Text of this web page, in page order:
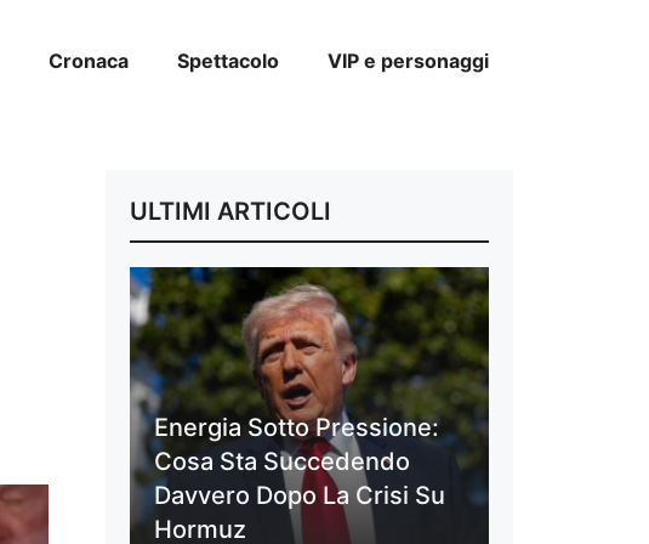
Cronaca Spettacolo VIP e personaggi
ULTIMI ARTICOLI
Energia Sotto Pressione:
Cosa Sta Succedendo
Davvero Dopo La Crisi Su
Hormuz